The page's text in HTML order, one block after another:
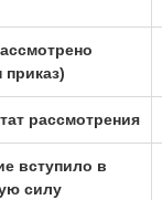
рассмотрения
вступило в
силу